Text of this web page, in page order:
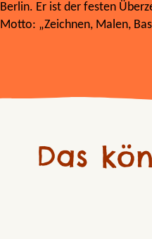
Berlin. Er ist der festen
Motto: „Zeichnen, Malen,
Das